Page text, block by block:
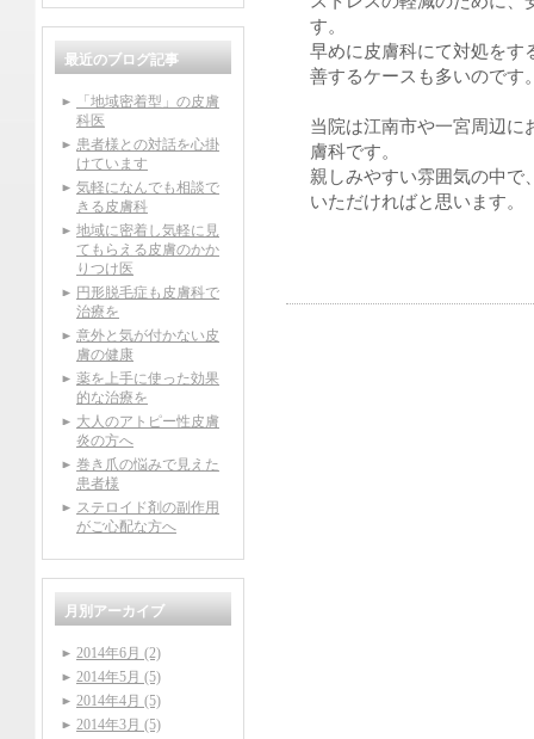
す。
早めに皮膚科にて対処をす
善するケースも多いのです
当院は江南市や一宮周辺に
膚科です。
親しみやすい雰囲気の中で
いただければと思います。
最近のブログ記事
「地域密着型」の皮膚
科医
患者様との対話を心掛
けています
気軽になんでも相談で
きる皮膚科
地域に密着し気軽に見
てもらえる皮膚のかか
りつけ医
円形脱毛症も皮膚科で
治療を
意外と気が付かない皮
膚の健康
薬を上手に使った効果
的な治療を
大人のアトピー性皮膚
炎の方へ
巻き爪の悩みで見えた
患者様
ステロイド剤の副作用
がご心配な方へ
月別アーカイブ
2014年6月 (2)
2014年5月 (5)
2014年4月 (5)
2014年3月 (5)